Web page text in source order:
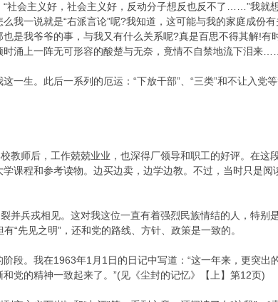
会主义好，社会主义好，反动分子想反也反不了……”我就
我一说就是“右派言论”呢?我知道，这可能与我的家庭成份
是我爷爷的事，与我又有什么关系呢?真是百思不得其解!有
涌上一阵无可形容的酸楚与无奈，竟情不自禁地流下泪来……
生。此后一系列的厄运：“下放干部”、“三类”和不让入党
师后，工作兢兢业业，也深得厂领导和职工的好评。在这
课程和参考读物。边买边卖，边学边教。不过，当时只是阅
兵戎相见。这对我这位一直有着强烈民族情结的人，特别
“先见之明”，还和党的路线、方针、政策是一致的。
。我在1963年1月1日的日记中写道：“这一年来，更突出
党的精神一致起来了。”(见《尘封的记忆》【上】第12页)